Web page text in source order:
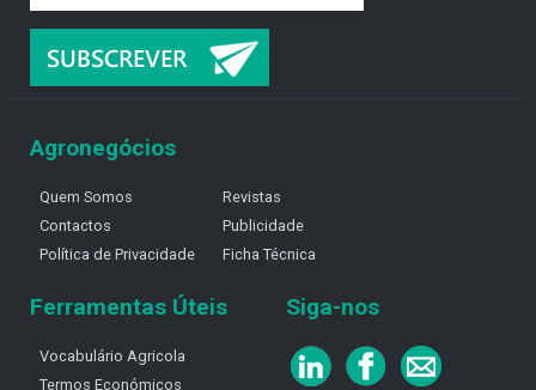
Agronegócios
Quem Somos
Contactos
Política de Privacidade
Revistas
Publicidade
Ficha Técnica
Ferramentas Úteis
Vocabulário Agricola
Termos Económicos
Siga-nos